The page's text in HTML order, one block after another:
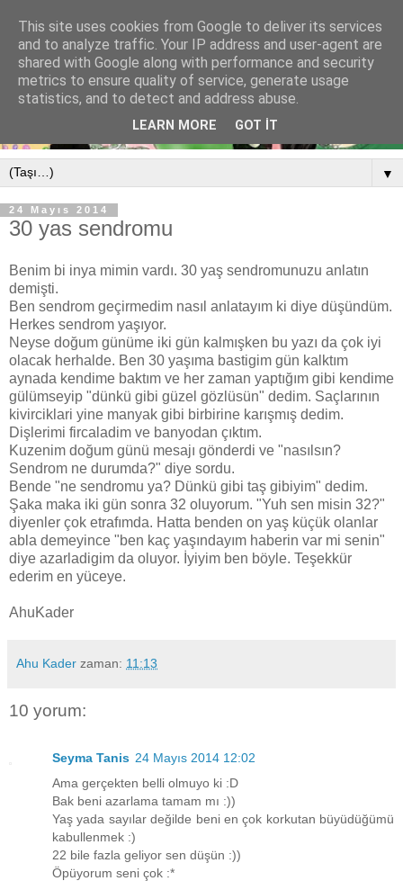
▼
24 Mayıs 2014
30 yas sendromu
Benim bi inya mimin vardı. 30 yaş sendromunuzu anlatın
demişti.
Ben sendrom geçirmedim nasıl anlatayım ki diye düşündüm.
Herkes sendrom yaşıyor.
Neyse doğum günüme iki gün kalmışken bu yazı da çok iyi
olacak herhalde. Ben 30 yaşıma bastigim gün kalktım
aynada kendime baktım ve her zaman yaptığım gibi kendime
gülümseyip "dünkü gibi güzel gözlüsün" dedim. Saçlarının
kivirciklari yine manyak gibi birbirine karışmış dedim.
Dişlerimi fircaladim ve banyodan çıktım.
Kuzenim doğum günü mesajı gönderdi ve "nasılsın?
Sendrom ne durumda?" diye sordu.
Bende "ne sendromu ya? Dünkü gibi taş gibiyim" dedim.
Şaka maka iki gün sonra 32 oluyorum. "Yuh sen misin 32?"
diyenler çok etrafımda. Hatta benden on yaş küçük olanlar
abla demeyince "ben kaç yaşındayım haberin var mi senin"
diye azarladigim da oluyor. İyiyim ben böyle. Teşekkür
ederim en yüceye.
AhuKader
Ahu Kader zaman: 11:13
10 yorum:
Seyma Tanis 24 Mayıs 2014 12:02
Ama gerçekten belli olmuyo ki :D
Bak beni azarlama tamam mı :))
Yaş yada sayılar değilde beni en çok korkutan büyüdüğümü
kabullenmek :)
22 bile fazla geliyor sen düşün :))
Öpüyorum seni çok :*
This site uses cookies from Google to deliver its services
and to analyze traffic. Your IP address and user-agent are
shared with Google along with performance and security
metrics to ensure quality of service, generate usage
statistics, and to detect and address abuse.
LEARN MORE GOT IT